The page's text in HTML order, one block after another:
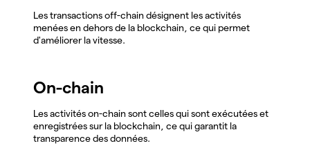
Les transactions off-chain désignent les activités
menées en dehors de la blockchain, ce qui permet
d'améliorer la vitesse.
On-chain
Les activités on-chain sont celles qui sont exécutées et
enregistrées sur la blockchain, ce qui garantit la
transparence des données.